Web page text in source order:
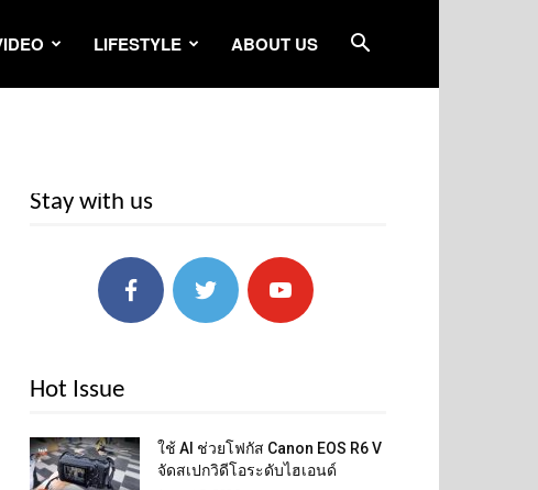
LIFESTYLE ABOUT US
Stay with us
Hot Issue
ใช้ AI ช่วยโฟกัส Canon EOS R6 V
จัดสเปกวิดีโอระดับไฮเอนด์